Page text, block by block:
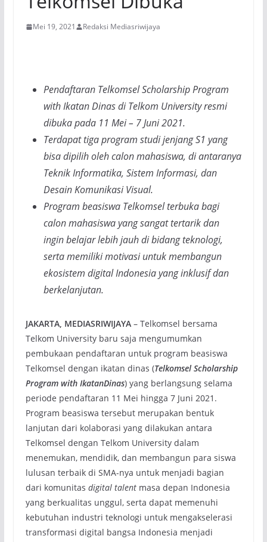
Mei 19, 2021 Redaksi Mediasriwijaya
Pendaftaran Telkomsel Scholarship Program
with Ikatan Dinas di Telkom University resmi
dibuka pada 11 Mei – 7 Juni 2021.
Terdapat tiga program studi jenjang S1 yang
bisa dipilih oleh calon mahasiswa, di antaranya
Teknik Informatika, Sistem Informasi, dan
Desain Komunikasi Visual.
Program beasiswa Telkomsel terbuka bagi
calon mahasiswa yang sangat tertarik dan
ingin belajar lebih jauh di bidang teknologi,
serta memiliki motivasi untuk membangun
ekosistem digital Indonesia yang inklusif dan
berkelanjutan.
JAKARTA, MEDIASRIWIJAYA – Telkomsel bersama
Telkom University baru saja mengumumkan
pembukaan pendaftaran untuk program beasiswa
Telkomsel dengan ikatan dinas (Telkomsel Scholarship
Program with IkatanDinas) yang berlangsung selama
periode pendaftaran 11 Mei hingga 7 Juni 2021.
Program beasiswa tersebut merupakan bentuk
lanjutan dari kolaborasi yang dilakukan antara
Telkomsel dengan Telkom University dalam
menemukan, mendidik, dan membangun para siswa
lulusan terbaik di SMA-nya untuk menjadi bagian
dari komunitas digital talentmasa depan Indonesia
yang berkualitas unggul, serta dapat memenuhi
kebutuhan industri teknologi untuk mengakselerasi
transformasi digital bangsa Indonesia menjadi